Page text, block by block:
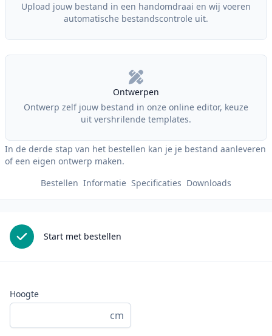
Upload jouw bestand in een handomdraai en wij voeren
automatische bestandscontrole uit.
Ontwerpen
Ontwerp zelf jouw bestand in onze online editor, keuze
uit vershrilende templates.
In de derde stap van het bestellen kan je je bestand aanleveren
of een eigen ontwerp maken.
Bestellen Informatie Specificaties Downloads
Start met bestellen
Hoogte
cm